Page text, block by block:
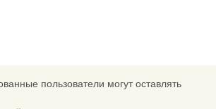
пользователи могут оставлять